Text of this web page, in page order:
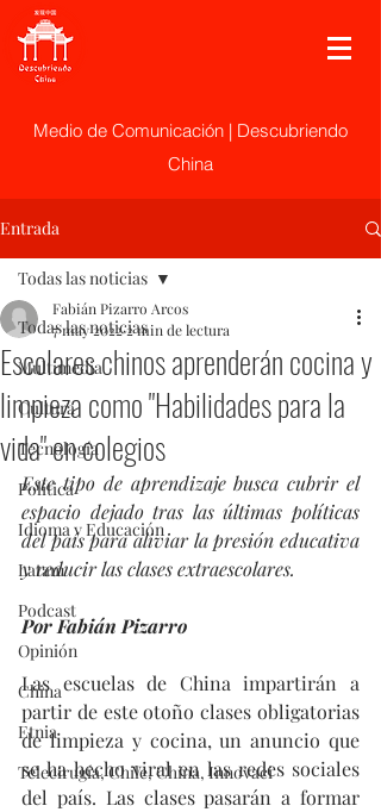
Medio de Comunicación | Descubriendo
China
Entrada
Todas las noticias
Multimedia
Cultura
Tecnología
Politica
Idioma y Educación
Latam
Podcast
Opinión
China
Etnia
Telecirugía, Chile, China, Innovaci
Todas las noticias
Escolares chinos aprenderán cocina y
limpieza como "Habilidades para la
vida" en colegios
Fabián Pizarro Arcos
7 may 20222 min de lectura
Este tipo de aprendizaje busca cubrir el
espacio dejado tras las últimas políticas
del país para aliviar la presión educativa
y reducir las clases extraescolares.
Por Fabián Pizarro
Las escuelas de China impartirán a
partir de este otoño clases obligatorias
de limpieza y cocina, un anuncio que
se ha hecho viral en las redes sociales
del país. Las clases pasarán a formar